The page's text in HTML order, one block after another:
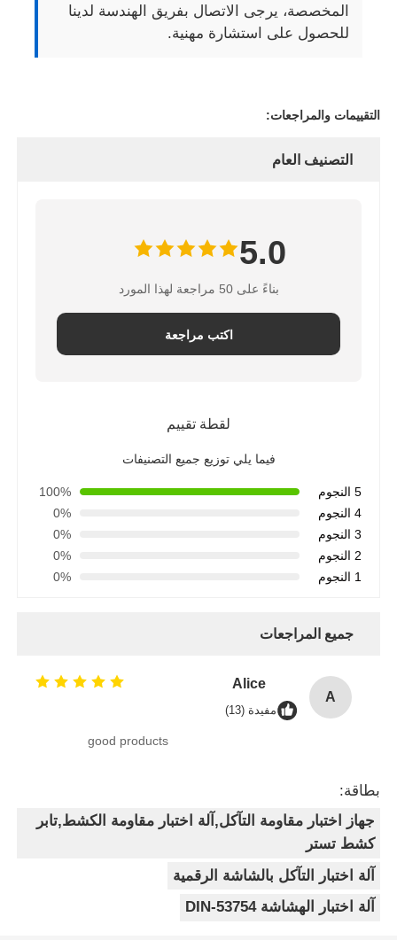
المخصصة، يرجى الاتصال بفريق الهندسة لدينا
للحصول على استشارة مهنية.
التقييمات والمراجعات:
التصنيف العام
5.0
بناءً على 50 مراجعة لهذا المورد
اكتب مراجعة
لقطة تقييم
فيما يلي توزيع جميع التصنيفات
5 النجوم
100%
4 النجوم
0%
3 النجوم
0%
2 النجوم
0%
1 النجوم
0%
جميع المراجعات
A
Alice
مفيدة (13)
good products
بطاقة:
جهاز اختبار مقاومة التآكل,آلة اختبار مقاومة الكشط,تابر
كشط تستر
آلة اختبار التآكل بالشاشة الرقمية
آلة اختبار الهشاشة DIN-53754